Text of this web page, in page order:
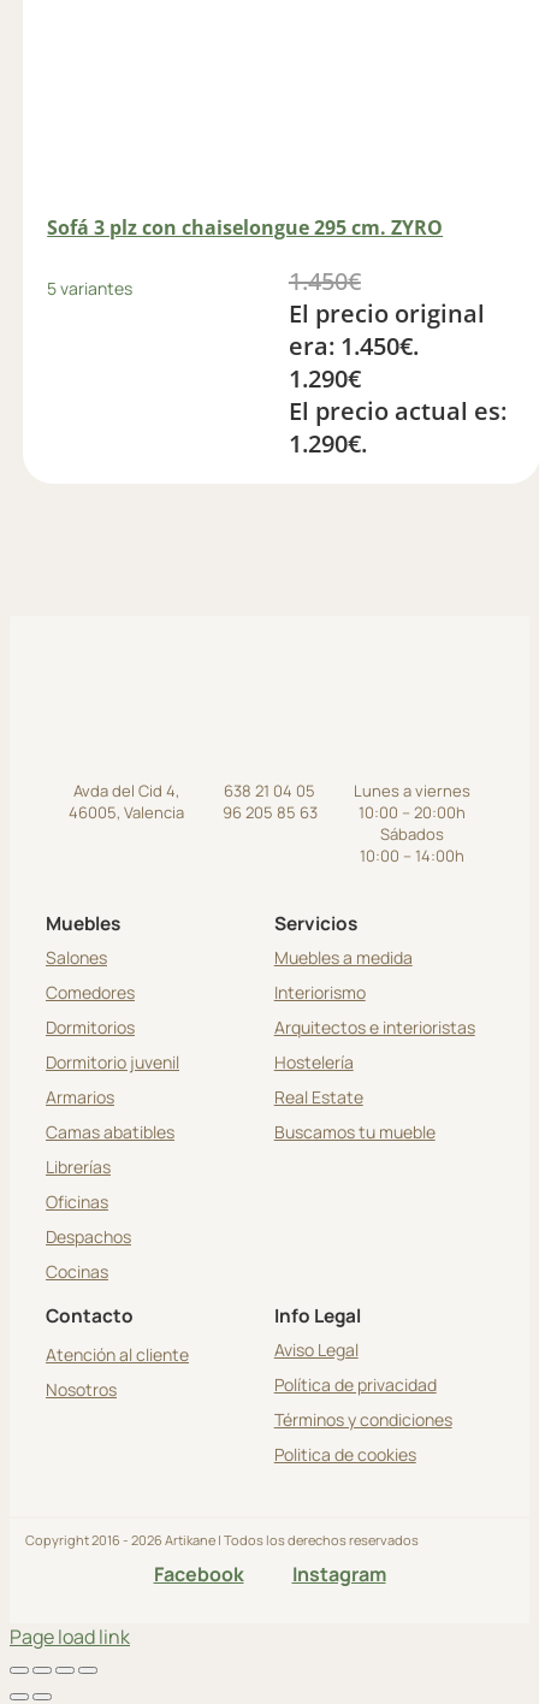
Sofá 3 plz con chaiselongue 295 cm. ZYRO
5 variantes 1.450€
El precio original
era: 1.450€.
1.290€
El precio actual es:
1.290€.
Avda del Cid 4,
46005, Valencia
638 21 04 05
96 205 85 63
Lunes a viernes
10:00 – 20:00h
Sábados
10:00 – 14:00h
Muebles
Salones
Comedores
Dormitorios
Dormitorio juvenil
Armarios
Camas abatibles
Librerías
Oficinas
Despachos
Cocinas
Servicios
Muebles a medida
Interiorismo
Arquitectos e interioristas
Hostelería
Real Estate
Buscamos tu mueble
Contacto
Atención al cliente
Nosotros
Info Legal
Aviso Legal
Política de privacidad
Términos y condiciones
Politica de cookies
Copyright 2016 - 2026 Artikane | Todos los derechos reservados
Facebook Instagram
Page load link